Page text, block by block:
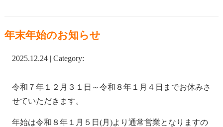
年末年始のお知らせ
2025.12.24 | Category:
令和７年１２月３１日～令和８年１月４日までお休みさ
せていただきます。
年始は令和８年１月５日(月)より通常営業となりますの